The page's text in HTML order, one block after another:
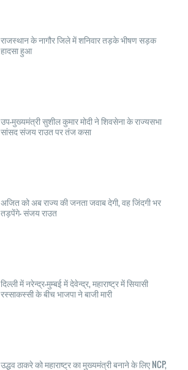
राजस्थान के नागौर जिले में शनिवार तड़के भीषण सड़क
हादसा हुआ
उप-मुख्यमंत्री सुशील कुमार मोदी ने शिवसेना के राज्यसभा
सांसद संजय राउत पर तंज कसा
अजित को अब राज्य की जनता जवाब देगी, वह जिंदगी भर
तड़पेंगे- संजय राउत
दिल्ली में नरेन्द्र-मुम्बई में देवेन्द्र, महाराष्ट्र में सियासी
रस्साकस्सी के बीच भाजपा ने बाजी मारी
उद्धव ठाकरे को महाराष्ट्र का मुख्यमंत्री बनाने के लिए NCP,